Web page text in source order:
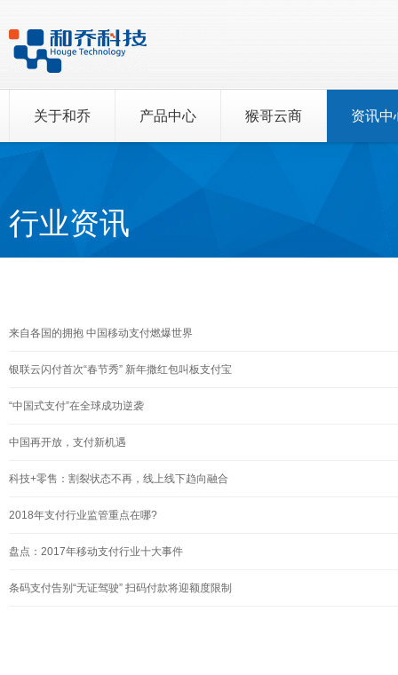
关于和乔 产品中心 猴哥云商 资讯中
行业资讯
来自各国的拥抱 中国移动支付燃爆世界
银联云闪付首次“春节秀” 新年撒红包叫板支付宝
“中国式支付”在全球成功逆袭
中国再开放，支付新机遇
科技+零售：割裂状态不再，线上线下趋向融合
2018年支付行业监管重点在哪?
盘点：2017年移动支付行业十大事件
条码支付告别“无证驾驶” 扫码付款将迎额度限制